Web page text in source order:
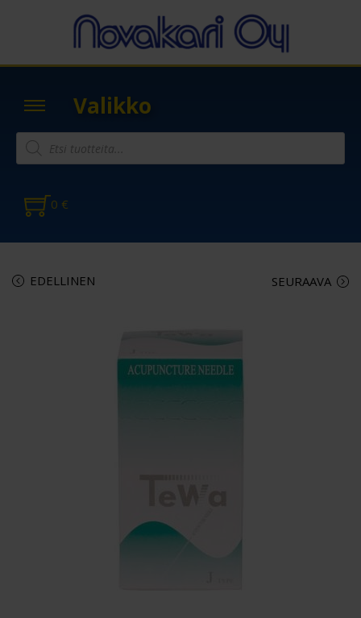
Valikko
0 €
EDELLINEN SEURAAVA